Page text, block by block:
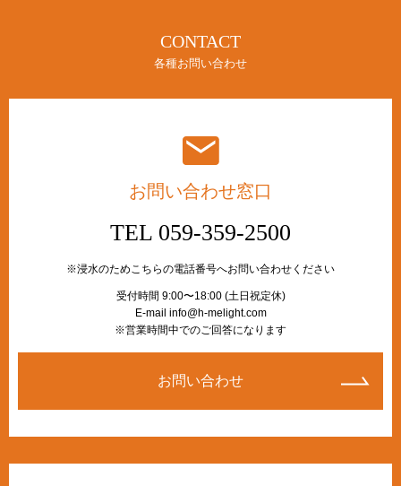
CONTACT
各種お問い合わせ
お問い合わせ窓口
TEL 059-359-2500
※浸水のためこちらの電話番号へお問い合わせください
受付時間 9:00〜18:00 (土日祝定休)
E-mail info@h-melight.com
※営業時間中でのご回答になります
お問い合わせ